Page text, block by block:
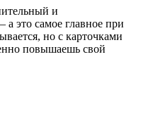
и
это самое главное при
но с карточками
повышаешь свой